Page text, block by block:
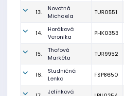
13.
Novotná
Michaela
TUR0551
14.
Horáková
Veronika
PHK0353
15.
Thořová
Markéta
TUR9952
16.
Studničná
Lenka
FSP8650
Jelínková